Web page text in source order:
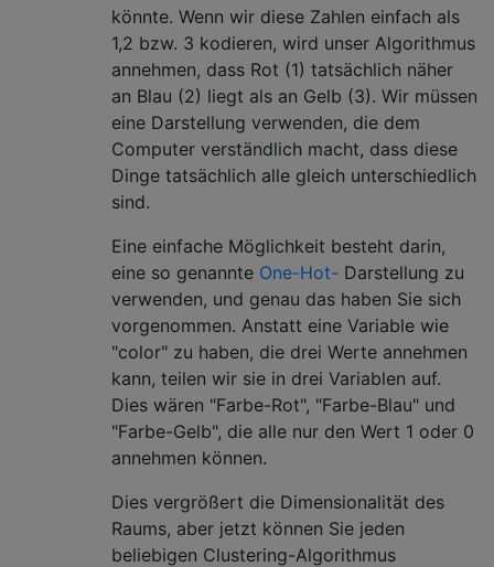
könnte. Wenn wir diese Zahlen einfach als
1,2 bzw. 3 kodieren, wird unser Algorithmus
annehmen, dass Rot (1) tatsächlich näher
an Blau (2) liegt als an Gelb (3). Wir müssen
eine Darstellung verwenden, die dem
Computer verständlich macht, dass diese
Dinge tatsächlich alle gleich unterschiedlich
sind.
Eine einfache Möglichkeit besteht darin,
eine so genannte One-Hot- Darstellung zu
verwenden, und genau das haben Sie sich
vorgenommen. Anstatt eine Variable wie
"color" zu haben, die drei Werte annehmen
kann, teilen wir sie in drei Variablen auf.
Dies wären "Farbe-Rot", "Farbe-Blau" und
"Farbe-Gelb", die alle nur den Wert 1 oder 0
annehmen können.
Dies vergrößert die Dimensionalität des
Raums, aber jetzt können Sie jeden
beliebigen Clustering-Algorithmus